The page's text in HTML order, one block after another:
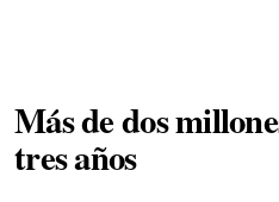
Más de dos
tres años